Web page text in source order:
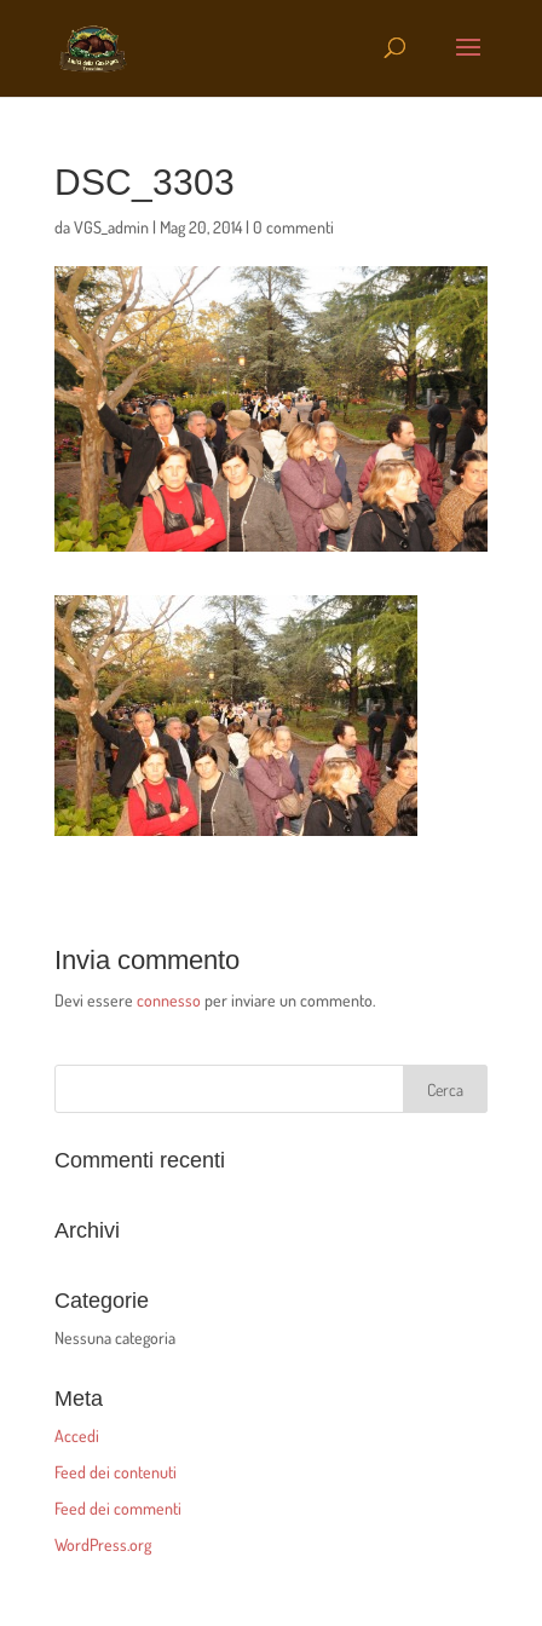
DSC_3303
daVGS_admin| Mag 20, 2014| 0 commenti
Invia commento
Devi essere connesso per inviare un commento.
Commenti recenti
Archivi
Categorie
Nessuna categoria
Meta
Accedi
Feed dei contenuti
Feed dei commenti
WordPress.org